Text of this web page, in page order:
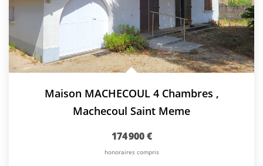
Maison MACHECOUL 4 Chambres ,
Machecoul Saint Meme
174 900 €
honoraires compris